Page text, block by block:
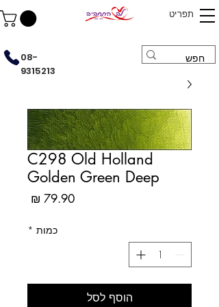
תפריט
08-
9315213
C298 Old Holland
Golden Green Deep
כמות *
הוסף לסל